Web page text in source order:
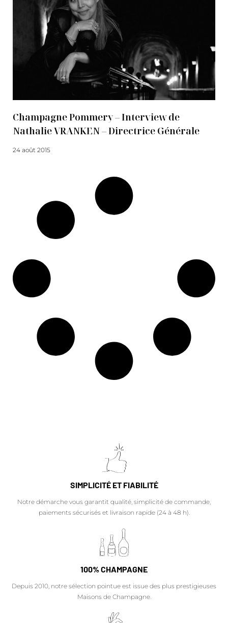
Champagne Pommery – Interview de
Nathalie VRANKEN – Directrice Générale
24 août 2015
SIMPLICITÉ ET FIABILITÉ
Notre démarche vous garantit qualité, simplicité de commande,
paiements sécurisés et livraison rapide (24 à 48 h).
100% CHAMPAGNE
Depuis 2010, notre sélection pointue est issue des plus prestigieuses
Maisons de Champagne.